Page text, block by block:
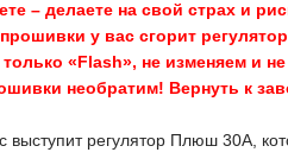
– делаете на свой страх и
у вас сгорит
«Flash», не изменяем и
необратим! Вернуть к
регулятор Плюш 30А,